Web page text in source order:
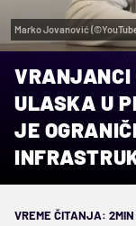
Marko Jovanović
VRANJANCI
ULASKA U
JE
VREME ČITANJA: